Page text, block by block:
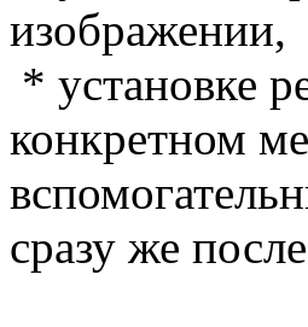
изображении,
* установке
конкретном
сразу же